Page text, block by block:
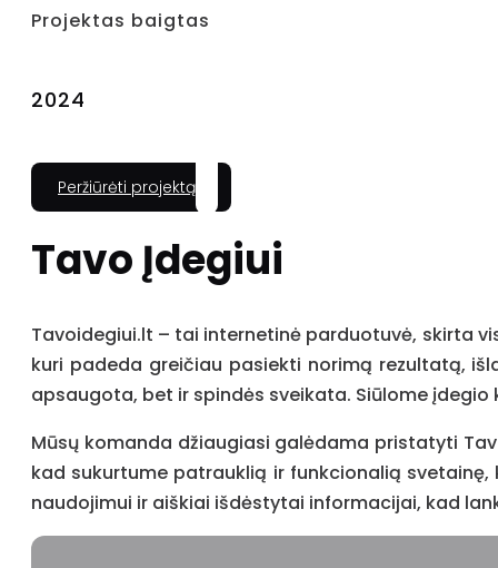
Projektas baigtas
2024
Peržiūrėti projektą
Tavo Įdegiui
Tavoidegiui.lt – tai internetinė parduotuvė, skirta
kuri padeda greičiau pasiekti norimą rezultatą,
apsaugota, bet ir spindės sveikata. Siūlome
Mūsų komanda džiaugiasi galėdama pristatyti
kad sukurtume patrauklią ir funkcionalią
naudojimui ir aiškiai išdėstytai informacijai, kad